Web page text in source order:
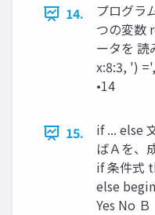
14.
プログラ
つの変数
ータを
x:8:3, ')
•14
15.
if ... else
ばＡを、
if 条件式
else
Yes No Ｂ